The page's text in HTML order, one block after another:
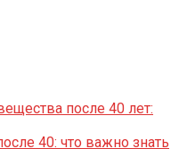
после 40 лет:
40: что важно знать